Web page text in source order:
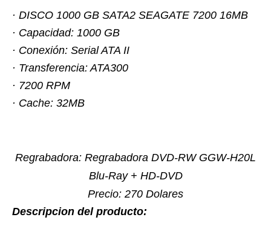
· DISCO 1000 GB SATA2 SEAGATE 7200 16MB
· Capacidad: 1000 GB
· Conexión: Serial ATA II
· Transferencia: ATA300
· 7200 RPM
· Cache: 32MB
Regrabadora: Regrabadora DVD-RW GGW-H20L
Blu-Ray + HD-DVD
Precio: 270 Dolares
Descripcion del producto: